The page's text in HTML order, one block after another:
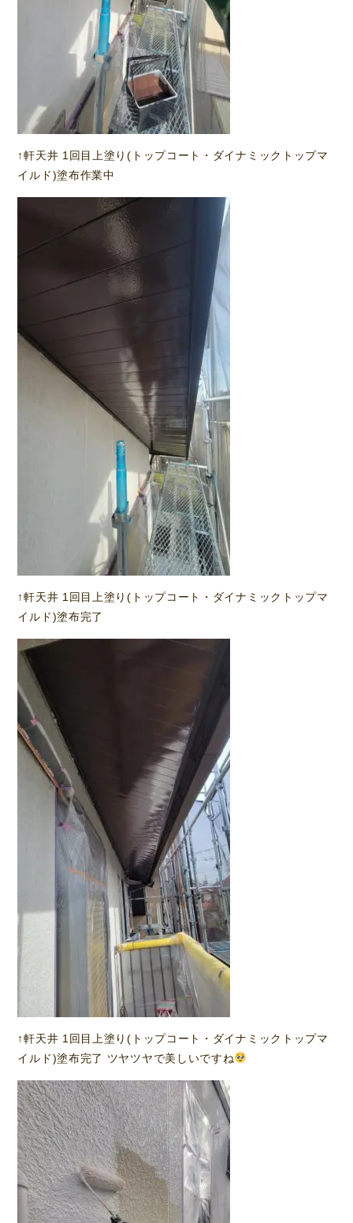
↑軒天井 1回目上塗り(トップコート・ダイナミックトップマ
イルド)塗布作業中
↑軒天井 1回目上塗り(トップコート・ダイナミックトップマ
イルド)塗布完了
↑軒天井 1回目上塗り(トップコート・ダイナミックトップマ
イルド)塗布完了 ツヤツヤで美しいですね